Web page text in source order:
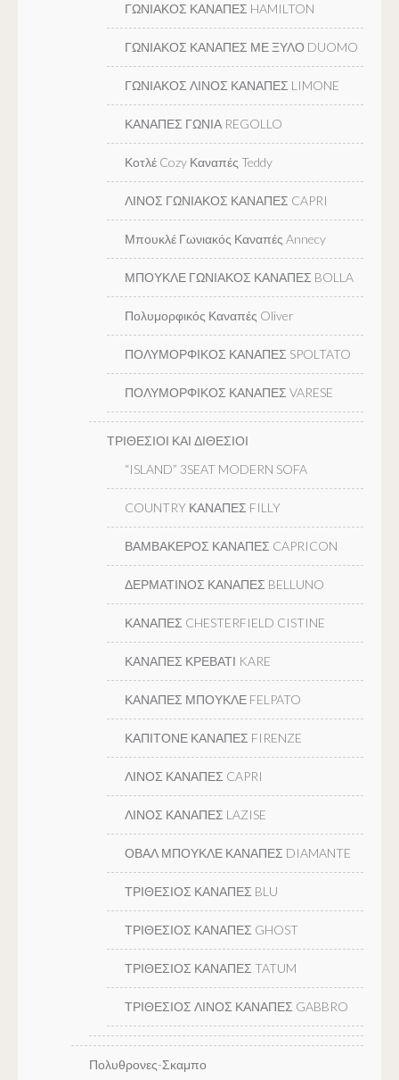
ΓΩΝΙΑΚΟΣ ΚΑΝΑΠΕΣ HAMILTON
ΓΩΝΙΑΚΟΣ ΚΑΝΑΠΕΣ ΜΕ ΞΥΛΟ DUOMO
ΓΩΝΙΑΚΟΣ ΛΙΝΟΣ ΚΑΝΑΠΕΣ LIMONE
ΚΑΝΑΠΕΣ ΓΩΝΙΑ REGOLLO
Κοτλέ Cozy Καναπές Teddy
ΛΙΝΟΣ ΓΩΝΙΑΚΟΣ ΚΑΝΑΠΕΣ CAPRI
Μπουκλέ Γωνιακός Καναπές Annecy
ΜΠΟΥΚΛΕ ΓΩΝΙΑΚΟΣ ΚΑΝΑΠΕΣ BOLLA
Πολυμορφικός Καναπές Oliver
ΠΟΛΥΜΟΡΦΙΚΟΣ ΚΑΝΑΠΕΣ SPOLTATO
ΠΟΛΥΜΟΡΦΙΚΟΣ ΚΑΝΑΠΕΣ VARESE
ΤΡΙΘΕΣΙΟΙ ΚΑΙ ΔΙΘΕΣΙΟΙ
“ISLAND” 3SEAT MODERN SOFA
COUNTRY ΚΑΝΑΠΕΣ FILLY
ΒΑΜΒΑΚΕΡΟΣ ΚΑΝΑΠΕΣ CAPRICON
ΔΕΡΜΑΤΙΝΟΣ ΚΑΝΑΠΕΣ BELLUNO
ΚΑΝΑΠΕΣ CHESTERFIELD CISTINE
ΚΑΝΑΠΕΣ ΚΡΕΒΑΤΙ KARE
ΚΑΝΑΠΕΣ ΜΠΟΥΚΛΕ FELPATO
ΚΑΠΙΤΟΝΕ ΚΑΝΑΠΕΣ FIRENZE
ΛΙΝΟΣ ΚΑΝΑΠΕΣ CAPRI
ΛΙΝΟΣ ΚΑΝΑΠΕΣ LAZISE
ΟΒΑΛ ΜΠΟΥΚΛΕ ΚΑΝΑΠΕΣ DIAMANTE
ΤΡΙΘΕΣΙΟΣ ΚΑΝΑΠΕΣ BLU
ΤΡΙΘΕΣΙΟΣ ΚΑΝΑΠΕΣ GHOST
ΤΡΙΘΕΣΙΟΣ ΚΑΝΑΠΕΣ TATUM
ΤΡΙΘΕΣΙΟΣ ΛΙΝΟΣ ΚΑΝΑΠΕΣ GABBRO
Πολυθρονες-Σκαμπο